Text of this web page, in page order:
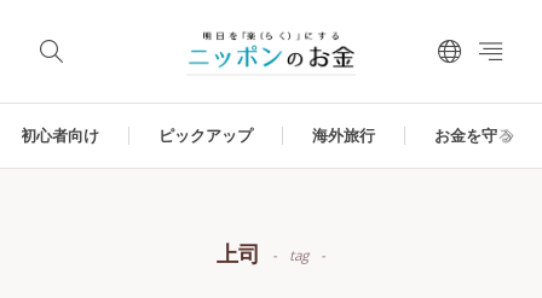
初心者向け ピックアップ 海外旅行 お金を守る
上司 tag